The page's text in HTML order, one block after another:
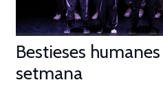
Bestieses
setmana